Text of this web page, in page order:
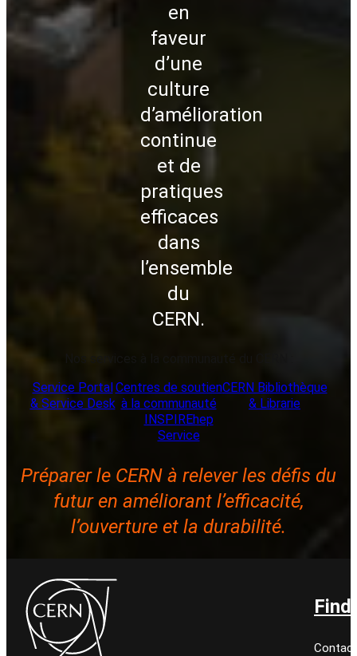
en
faveur
d’une
culture
d’amélioration
continue
et de
pratiques
efficaces
dans
l’ensemble
du
CERN.
Service Portal
& Service Desk
Centres de soutien
à la communauté
CERN Bibliothèque
& Librarie
INSPIREhep
Service
Préparer le CERN à relever les défis du
futur en améliorant l’efficacité,
l’ouverture et la durabilité.
Find